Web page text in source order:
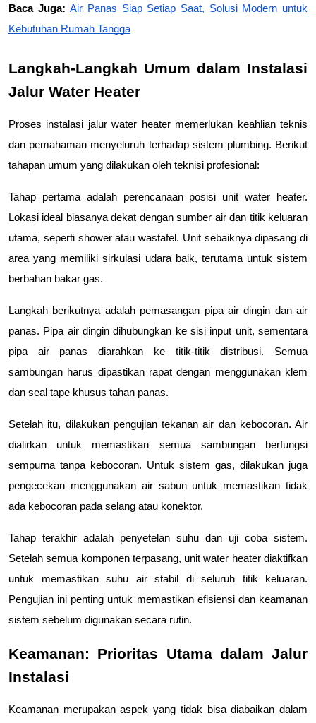
Baca Juga: Air Panas Siap Setiap Saat, Solusi Modern untuk
Kebutuhan Rumah Tangga
Langkah-Langkah Umum dalam Instalasi
Jalur Water Heater
Proses instalasi jalur water heater memerlukan keahlian teknis
dan pemahaman menyeluruh terhadap sistem plumbing. Berikut
tahapan umum yang dilakukan oleh teknisi profesional:
Tahap pertama adalah perencanaan posisi unit water heater.
Lokasi ideal biasanya dekat dengan sumber air dan titik keluaran
utama, seperti shower atau wastafel. Unit sebaiknya dipasang di
area yang memiliki sirkulasi udara baik, terutama untuk sistem
berbahan bakar gas.
Langkah berikutnya adalah pemasangan pipa air dingin dan air
panas. Pipa air dingin dihubungkan ke sisi input unit, sementara
pipa air panas diarahkan ke titik-titik distribusi. Semua
sambungan harus dipastikan rapat dengan menggunakan klem
dan seal tape khusus tahan panas.
Setelah itu, dilakukan pengujian tekanan air dan kebocoran. Air
dialirkan untuk memastikan semua sambungan berfungsi
sempurna tanpa kebocoran. Untuk sistem gas, dilakukan juga
pengecekan menggunakan air sabun untuk memastikan tidak
ada kebocoran pada selang atau konektor.
Tahap terakhir adalah penyetelan suhu dan uji coba sistem.
Setelah semua komponen terpasang, unit water heater diaktifkan
untuk memastikan suhu air stabil di seluruh titik keluaran.
Pengujian ini penting untuk memastikan efisiensi dan keamanan
sistem sebelum digunakan secara rutin.
Keamanan: Prioritas Utama dalam Jalur
Instalasi
Keamanan merupakan aspek yang tidak bisa diabaikan dalam